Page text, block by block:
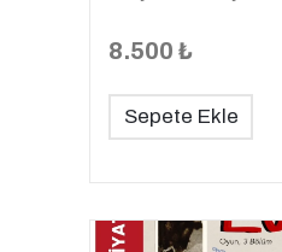
8.500 ₺
Sepete Ekle